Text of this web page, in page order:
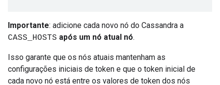
Importante: adicione cada novo nó do Cassandra a
CASS_HOSTS após um nó atual nó.
Isso garante que os nós atuais mantenham as
configurações iniciais de token e que o token inicial de
cada novo nó está entre os valores de token dos nós